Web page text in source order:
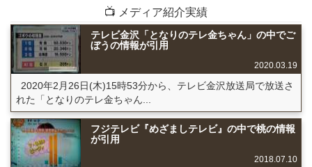
📺 メディア紹介実績
テレビ金沢「となりのテレ金ちゃん」の中でご
ぼうの情報が引用
2020.03.19
2020年2月26日(木)15時53分から、テレビ金沢放送局で放送さ
れた「となりのテレ金ちゃん...
フジテレビ『めざましテレビ』の中で桃の情報
が引用
2018.07.10